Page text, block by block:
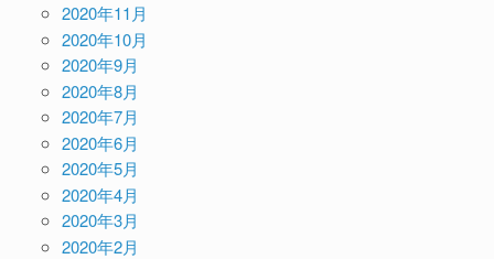
2020年11月
2020年10月
2020年9月
2020年8月
2020年7月
2020年6月
2020年5月
2020年4月
2020年3月
2020年2月